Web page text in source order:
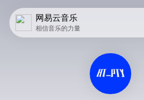
网易云音乐
相信音乐的力量